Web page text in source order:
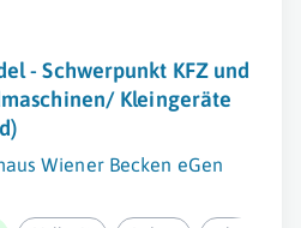
- Schwerpunkt KFZ und
Kleingeräte
Wiener Becken eGen